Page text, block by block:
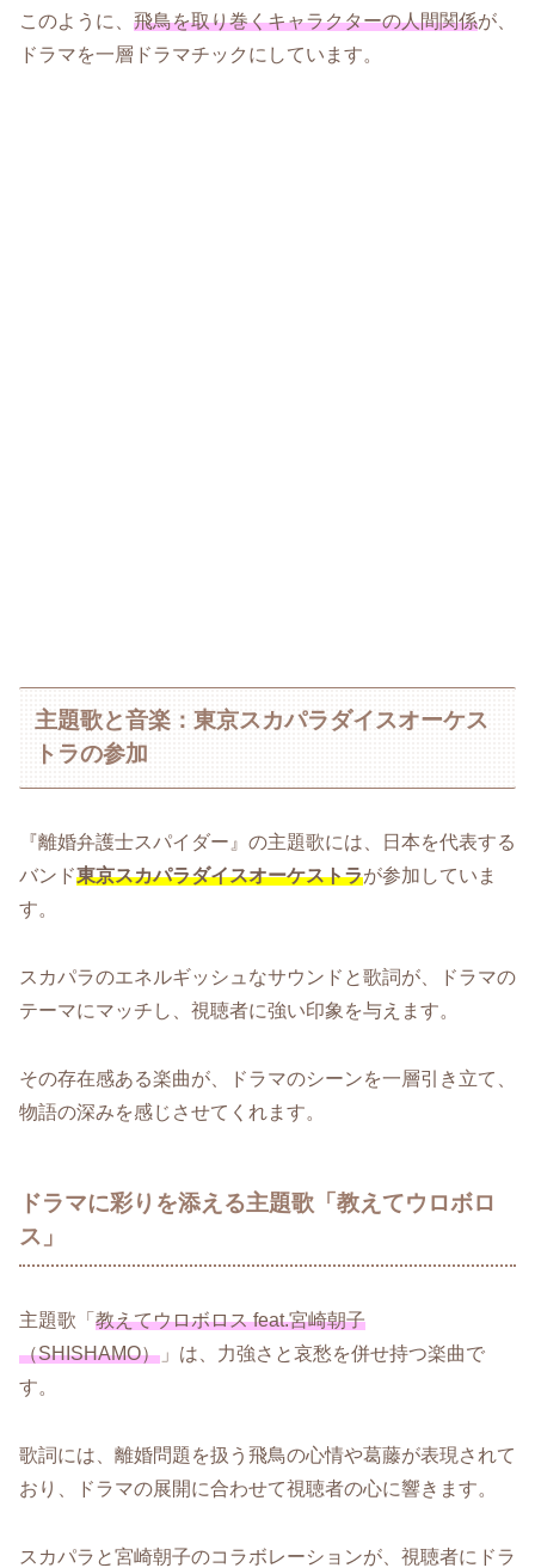
このように、 飛鳥を取り巻くキャラクターの人間関係が、
ドラマを一層ドラマチックにしています。
主題歌と音楽：東京スカパラダイスオーケス
トラの参加
『離婚弁護士スパイダー』の主題歌には、日本を代表する
バンド東京スカパラダイスオーケストラが参加していま
す。
スカパラのエネルギッシュなサウンドと歌詞が、ドラマの
テーマにマッチし、視聴者に強い印象を与えます。
その存在感ある楽曲が、ドラマのシーンを一層引き立て、
物語の深みを感じさせてくれます。
ドラマに彩りを添える主題歌「教えてウロボロ
ス」
主題歌「 教えてウロボロス feat.宮崎朝子
（SHISHAMO） 」は、力強さと哀愁を併せ持つ楽曲で
す。
歌詞には、離婚問題を扱う飛鳥の心情や葛藤が表現されて
おり、ドラマの展開に合わせて視聴者の心に響きます。
スカパラと宮崎朝子のコラボレーションが、視聴者にドラ